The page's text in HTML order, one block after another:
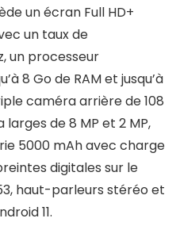
un écran Full HD+
un taux de
un processeur
8 Go de RAM et jusqu’à
caméra arrière de 108
de 8 MP et 2 MP,
5000 mAh avec charge
digitales sur le
haut-parleurs stéréo et
11.